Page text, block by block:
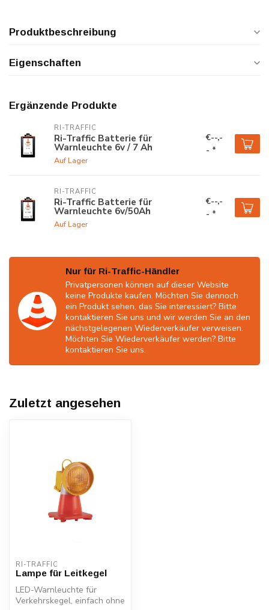
Produktbeschreibung
Eigenschaften
Ergänzende Produkte
RI-TRAFFIC
Ri-Traffic Batterie für
Warnleuchte 6v / 7 Ah
Auf Lager
€--,-
- *
RI-TRAFFIC
Ri-Traffic Batterie für
Warnleuchte 6v/50Ah
Auf Lager
€--,-
- *
Nur für Ri-Traffic-Händler
Privatpersonen können auf dieser Website
keine Produkte kaufen. Möchten Sie dennoch
ein Produkt sehen, das Sie interessiert? Bitte
kontaktieren Sie uns und wir werden Sie an den
nächstgelegenen Wiederverkäufer verweisen.
Möchten Sie Wiederverkäufer werden? Bitte
kontaktieren Sie uns.
Zuletzt angesehen
RI-TRAFFIC
Lampe für Leitkegel
LED-Warnleuchte für
Verkehrskegel, einfach ohne